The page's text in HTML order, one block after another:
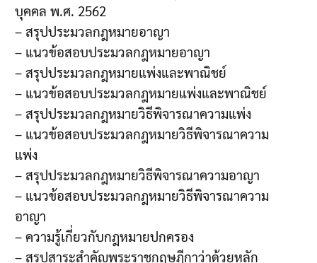
บุคคล พ.ศ. 2562
– สรุปประมวลกฎหมายอาญา
– แนวข้อสอบประมวลกฎหมายอาญา
– สรุปประมวลกฎหมายแพ่งและพาณิชย์
– แนวข้อสอบประมวลกฎหมายแพ่งและพาณิชย์
– สรุปประมวลกฎหมายวิธีพิจารณาความแพ่ง
– แนวข้อสอบประมวลกฎหมายวิธีพิจารณาความ
แพ่ง
– สรุปประมวลกฎหมายวิธีพิจารณาความอาญา
– แนวข้อสอบประมวลกฎหมายวิธีพิจารณาความ
อาญา
– ความรู้เกี่ยวกับกฎหมายปกครอง
– สรุปสาระสำคัญพระราชกฤษฎีกาว่าด้วยหลัก